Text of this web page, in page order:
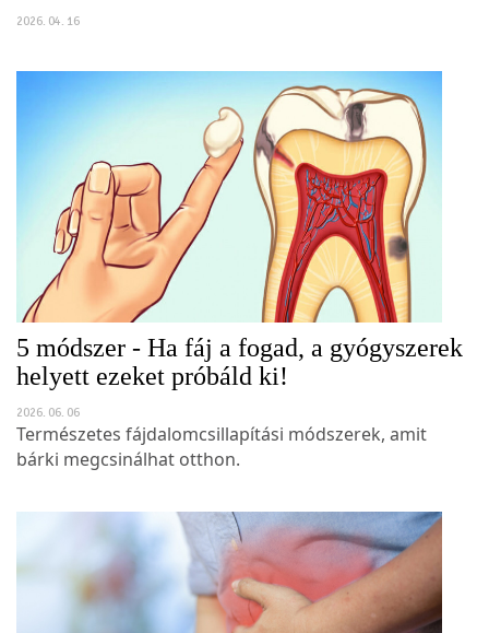
2026. 04. 16
5 módszer - Ha fáj a fogad, a gyógyszerek
helyett ezeket próbáld ki!
2026. 06. 06
Természetes fájdalomcsillapítási módszerek, amit
bárki megcsinálhat otthon.